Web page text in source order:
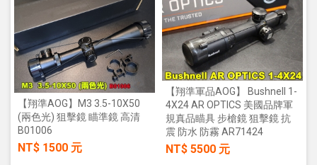
【翔準AOG】M3 3.5-10X50
(兩色光) 狙擊鏡 瞄準鏡 高清
B01006
NT$ 1500 元
【翔準軍品AOG】 Bushnell 1-
4X24 AR OPTICS 美國品牌軍
規真品瞄具 步槍鏡 狙擊鏡 抗
震 防水 防霧 AR71424
NT$ 5500 元